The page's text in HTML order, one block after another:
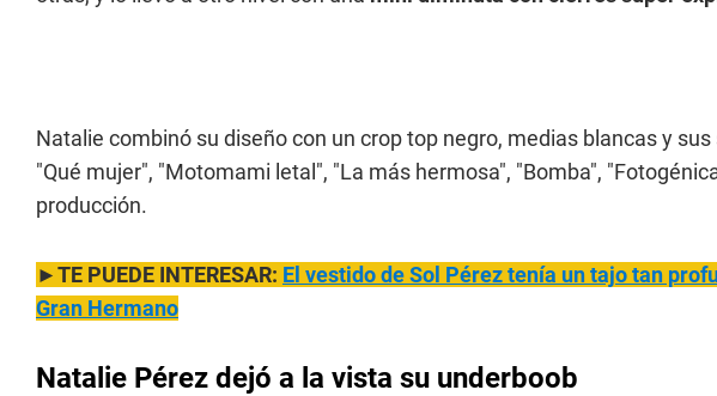
Natalie combinó su diseño con un crop top negro, medias blancas y
"Qué mujer", "Motomami letal", "La más hermosa", "Bomba",
producción.
►TE PUEDE INTERESAR: El vestido de Sol Pérez tenía un tajo tan
Gran Hermano
Natalie Pérez dejó a la vista su underboob